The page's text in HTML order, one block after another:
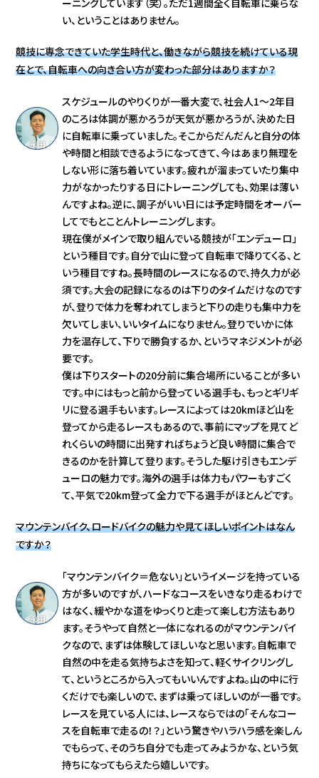
い、ということはありません。
競技に専念できていた学生時代と、働きながら競技を続けている現
在とで、自転車への向き合い方が変わった部分はありますか？
スケジュールのやりくりが一番大変で、社会人1～2年目
のころは体調が悪かろうが天気が悪かろうが、決めた日
に自転車に乗っていました。そこからだんだんと自分の体
や時間と相談できるようになってきて、今はあまり無理を
しない形に落ち着いています。疲れが溜まっていたり集中
力がなかったりする日にトレーニングしても、効果は薄い
んですよね。逆に、調子がいい日には予定時間をオーバー
してでもとことんトレーニングします。
現在僕がメインで取り組んでいる競技が「エンデューロ」
という種目です。自分で山に登って自転車で降りてくる、と
いう種目ですね。長時間のレースになるので、持久力が必
須です。大会の記録になるのは下りのタイムだけなのです
が、登りで体力を奪われてしまうと下りの走りも集中力を
欠いてしまい、いいタイムになりません。登りでいかに体
力を温存して、下りで勝負するか、というマネジメントが必
要です。
僕は下りスタートの20分前に集合場所にいることが多い
です。中にはもっと前から登っている選手も、もっとギリギ
リに登る選手もいます。レースによっては20kmほど山を
登ってから走るレースもあるので、事前にマップを見てど
れくらいの時間に出発すればちょうど良い時間に集合で
きるのかを計算して登ります。そうした駆け引きもエンデ
ューロの魅力です。海外の選手は体力もパワーもすごく
て、平気で20km登って全力で下る選手がほとんどです。
マウンテンバイク、ロードバイクの魅力や見てほしいポイントはなん
ですか？
「マウンテンバイク＝危ない」というイメージを持っている
方が多いのですが、ハードなコースをいきなり走るわけで
はなく、緩やかな道をゆっくりと走って楽しむ方法もあり
ます。そうやって自然と一体になれるのがマウンテンバイ
クなので、まずは体験してほしいなと思います。自転車で
自然の中を走る気持ちよさを知って、軽くサイクリングし
て、というところから入ってもいいんですよね。山の中に行
くだけでも楽しいので、まずは乗ってほしいのが一番です。
レースを見ている人には、レースならではの「そんなコー
スを自転車で走るの！？」という驚きやハラハラ感を楽しん
でもらって、そのうち自分でも走ってみようかな、という気
持ちになってもらえたら嬉しいです。